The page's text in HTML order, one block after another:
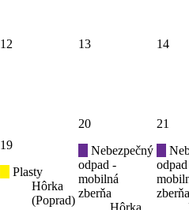
12 13 14
19
Plasty
Hôrka
(Poprad)
20
Nebezpečný
odpad -
mobilná
zberňa
Hôrka
21
zberňa